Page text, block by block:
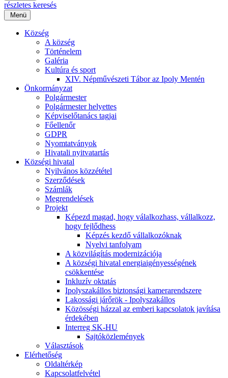
részletes keresés
Menü
Község
A község
Történelem
Galéria
Kultúra és sport
XIV. Népművészeti Tábor az Ipoly Mentén
Önkormányzat
Polgármester
Polgármester helyettes
Képviselőtanács tagjai
Főellenőr
GDPR
Nyomtatványok
Hivatali nyitvatartás
Községi hivatal
Nyilvános közzététel
Szerződések
Számlák
Megrendelések
Projekt
Képezd magad, hogy válalkozhass, vállalkozz,
hogy fejlődhess
Képzés kezdő vállalkozóknak
Nyelvi tanfolyam
A közvilágítás modernizációja
A községi hivatal energiaigényességének
csökkentése
Inkluzív oktatás
Ipolyszakállos biztonsági kamerarendszere
Lakossági járőrök - Ipolyszakállos
Közösségi házzal az emberi kapcsolatok javítása
érdekében
Interreg SK-HU
Sajtóközlemények
Választások
Elérhetőség
Oldaltérkép
Kapcsolatfelvétel